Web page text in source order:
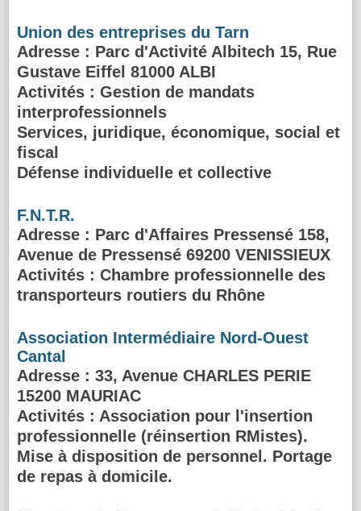
Union des entreprises du Tarn
Adresse : Parc d'Activité Albitech 15, Rue
Gustave Eiffel 81000 ALBI
Activités : Gestion de mandats
interprofessionnels
Services, juridique, économique, social et
fiscal
Défense individuelle et collective
F.N.T.R.
Adresse : Parc d'Affaires Pressensé 158,
Avenue de Pressensé 69200 VENISSIEUX
Activités : Chambre professionnelle des
transporteurs routiers du Rhône
Association Intermédiaire Nord-Ouest
Cantal
Adresse : 33, Avenue CHARLES PERIE
15200 MAURIAC
Activités : Association pour l'insertion
professionnelle (réinsertion RMistes).
Mise à disposition de personnel. Portage
de repas à domicile.